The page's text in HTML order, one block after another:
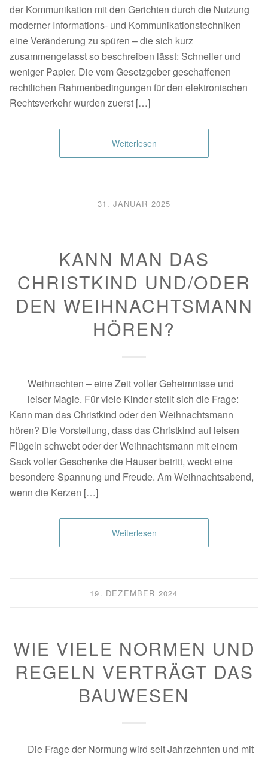
der Kommunikation mit den Gerichten durch die Nutzung
moderner Informations- und Kommunikationstechniken
eine Veränderung zu spüren – die sich kurz
zusammengefasst so beschreiben lässt: Schneller und
weniger Papier. Die vom Gesetzgeber geschaffenen
rechtlichen Rahmenbedingungen für den elektronischen
Rechtsverkehr wurden zuerst […]
Weiterlesen
31. JANUAR 2025
KANN MAN DAS
CHRISTKIND UND/ODER
DEN WEIHNACHTSMANN
HÖREN?
Weihnachten – eine Zeit voller Geheimnisse und
leiser Magie. Für viele Kinder stellt sich die Frage:
Kann man das Christkind oder den Weihnachtsmann
hören? Die Vorstellung, dass das Christkind auf leisen
Flügeln schwebt oder der Weihnachtsmann mit einem
Sack voller Geschenke die Häuser betritt, weckt eine
besondere Spannung und Freude. Am Weihnachtsabend,
wenn die Kerzen […]
Weiterlesen
19. DEZEMBER 2024
WIE VIELE NORMEN UND
REGELN VERTRÄGT DAS
BAUWESEN
Die Frage der Normung wird seit Jahrzehnten und mit